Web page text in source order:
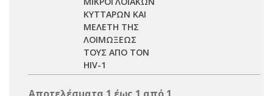
ΚΥΤΤΑΡΩΝ ΚΑΙ
ΜΕΛΕΤΗ ΤΗΣ
ΛΟΙΜΩΞΕΩΣ
ΤΟΥΣ ΑΠΟ ΤΟΝ
HIV-1